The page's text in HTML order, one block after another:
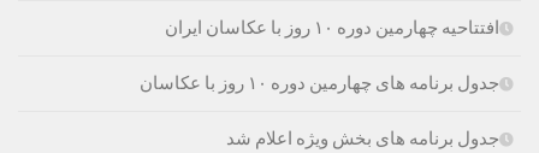
افتتاحیه چهارمین دوره ۱۰ روز با عکاسان ایران
جدول برنامه های چهارمین دوره ۱۰ روز با عکاسان
جدول برنامه های بخش ویژه اعلام شد